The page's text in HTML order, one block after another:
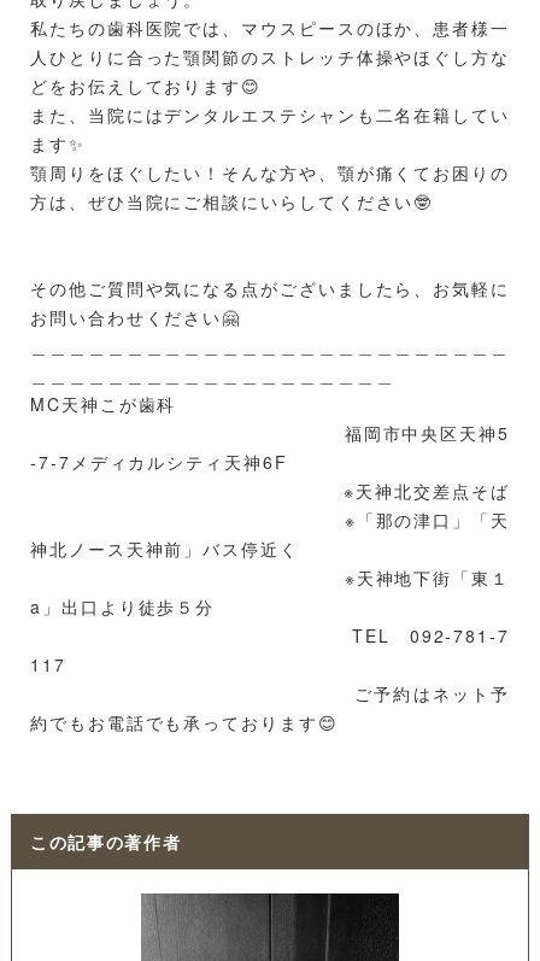
私たちの歯科医院では、マウスピースのほか、患者様一
人ひとりに合った顎関節のストレッチ体操やほぐし方な
どをお伝えしております😊
また、当院にはデンタルエステシャンも二名在籍してい
ます✨
顎周りをほぐしたい！そんな方や、 顎が痛くてお困りの
方は、ぜひ当院にご相談にいらしてください🤓
その他ご質問や気になる点がございましたら、お気軽に
お問い合わせください🤗
MC天神こが歯科
福岡市中央区天神5
-7-7メディカルシティ天神6F
※天神北交差点そば
※「那の津口」「天
神北ノース天神前」バス停近く
※天神地下街「東１
a」出口より徒歩５分
TEL 092-781-7
117
ご予約はネット予
約でもお電話でも承っております😊
この記事の著作者